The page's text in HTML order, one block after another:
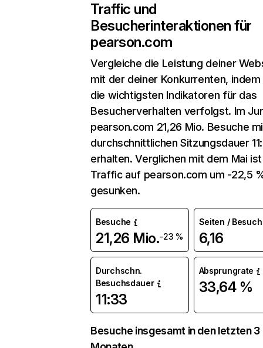
Traffic und
Besucherinteraktionen für
pearson.com
Vergleiche die Leistung deiner
mit der deiner Konkurrenten, indem
die wichtigsten Indikatoren für das
Besucherverhalten verfolgst. Im
pearson.com 21,26 Mio. Besuche
durchschnittlichen Sitzungsdauer
erhalten. Verglichen mit dem Mai
Traffic auf pearson.com um -22,5
gesunken.
Besuche
21,26 Mio.-23 %
Seiten / Besuch
6,16
Durchschn.
Besuchsdauer
11:33
Absprungrate
33,64 %
Besuche insgesamt in den letzten 3